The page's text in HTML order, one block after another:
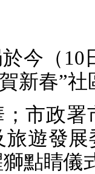
今（ 10
新春”社
市政
遊發
點睛儀